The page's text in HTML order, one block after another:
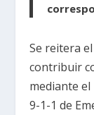
Se reitera
contribuir
mediante el
9-1-1 de